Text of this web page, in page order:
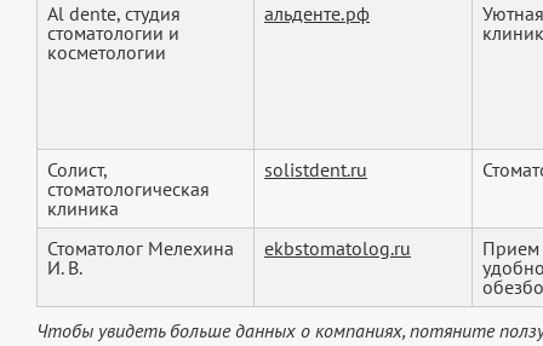
Al dente, студия
стоматологии и
косметологии
альденте.рф
Солист,
стоматологическая
клиника
solistdent.ru
Стоматолог Мелехина
И. В.
ekbstomatolog.ru
Прием
Чтобы увидеть больше данных о компаниях, потяните